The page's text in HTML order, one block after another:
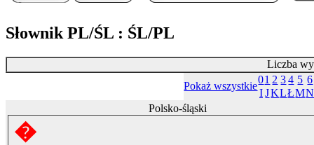
Słownik PL/ŚL : ŚL/PL
Liczba
Pokaż wszystkie
01 2 3 4 5 6
I JKLŁMN
Polsko-śląski
�